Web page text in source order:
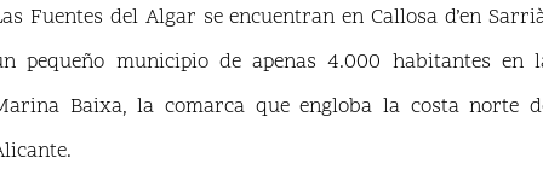
Fuentes del Algar se encuentran en Callosa d’en
pequeño municipio de apenas 4.000 habitantes en
Baixa, la comarca que engloba la costa norte